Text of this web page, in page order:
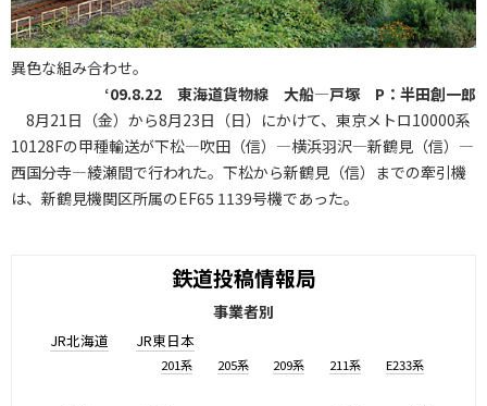
異色な組み合わせ。
‘09.8.22 東海道貨物線 大船―戸塚 P：半田創一郎
8月21日（金）から8月23日（日）にかけて、東京メトロ10000系
10128Fの甲種輸送が下松―吹田（信）―横浜羽沢―新鶴見（信）―
西国分寺―綾瀬間で行われた。下松から新鶴見（信）までの牽引機
は、新鶴見機関区所属のEF65 1139号機であった。
鉄道投稿情報局
事業者別
JR北海道 JR東日本
201系 205系 209系 211系 E233系